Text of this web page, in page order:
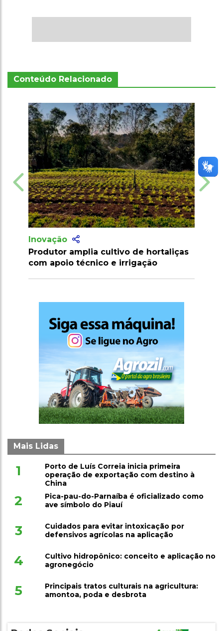
Conteúdo Relacionado
Inovação
Produtor amplia cultivo de hortaliças
com apoio técnico e irrigação
Agricultores
Mais Lidas
1
Porto de Luís Correia inicia primeira
operação de exportação com destino à
China
2
Pica-pau-do-Parnaíba é oficializado como
ave símbolo do Piauí
3
Cuidados para evitar intoxicação por
defensivos agrícolas na aplicação
4
Cultivo hidropônico: conceito e aplicação no
agronegócio
5
Principais tratos culturais na agricultura:
amontoa, poda e desbrota